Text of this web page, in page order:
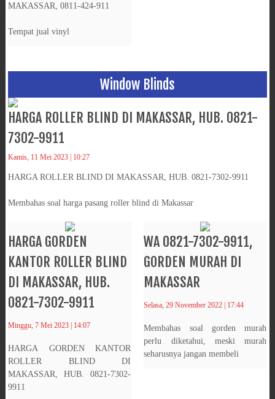
MAKASSAR, 0811-424-911
Tempat jual vinyl
Window Blinds
HARGA ROLLER BLIND DI MAKASSAR, HUB. 0821-
7302-9911
Kamis, 11 Mei 2023 | 10:27
HARGA ROLLER BLIND DI MAKASSAR, HUB. 0821-7302-9911
Membahas soal harga pasang roller blind di Makassar
HARGA GORDEN
KANTOR ROLLER BLIND
DI MAKASSAR, HUB.
0821-7302-9911
Minggu, 7 Mei 2023 | 14:07
HARGA GORDEN KANTOR
ROLLER BLIND DI
MAKASSAR, HUB. 0821-7302-
9911
WA 0821-7302-9911,
GORDEN MURAH DI
MAKASSAR
Selasa, 29 November 2022 | 17:44
Membahas soal gorden murah
perlu diketahui, meski murah
seharusnya jangan membeli